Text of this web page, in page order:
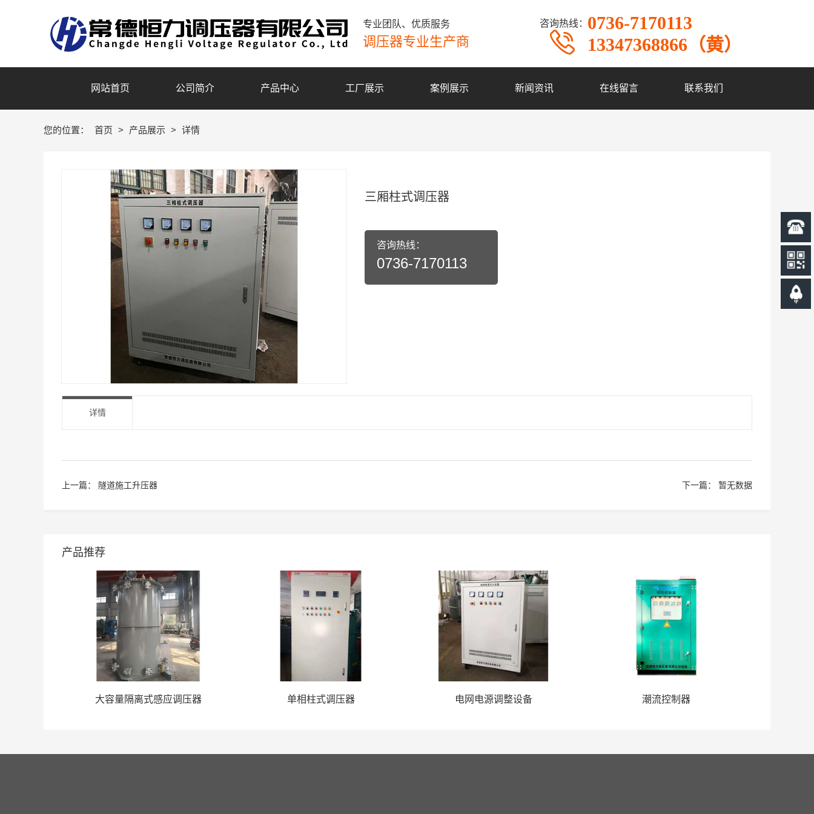
网站首页 公司简介 产品中心 工厂展示 案例展示 新闻资讯 在线留言 联系我们
专业团队、优质服务
调压器专业生产商
咨询热线： 0736-7170113
13347368866（黄）
您的位置： 首页 > 产品展示 > 详情
三厢柱式调压器
咨询热线：
0736-7170113
详情
上一篇： 隧道施工升压器 下一篇： 暂无数据
产品推荐
大容量隔离式感应调压器 单相柱式调压器 电网电源调整设备 潮流控制器